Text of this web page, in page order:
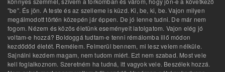
"be". És jön. A teste és az szelleme is küzd. Ki, be, ki, be. Vajon milyen
megálmodott történ közepén jár éppen. De jó lenne tudni. De már nem
fogom. Nézem és közös életünk eseményeit latolgatom. Vajon elég jó
voltam-e hozzá? Boldoggá tudtam-e tenni rémálomba illő módon
kezdődőd életét. Remélem. Felmerül bennem, mi lesz velem nélküle.
Sajnálni kezdem magam, nem tudom miért. Ezt nem szabad. Most vele
kell foglalkoznom. Szeretném ha tudná, itt vagyok vele. Beszélek hozzá.